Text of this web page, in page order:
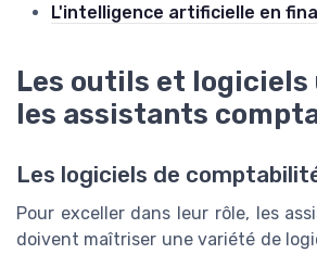
L'intelligence artificielle en
Les outils et
les assistants
Les logiciels de
Pour exceller dans leur rôle, les
doivent maîtriser une variété de